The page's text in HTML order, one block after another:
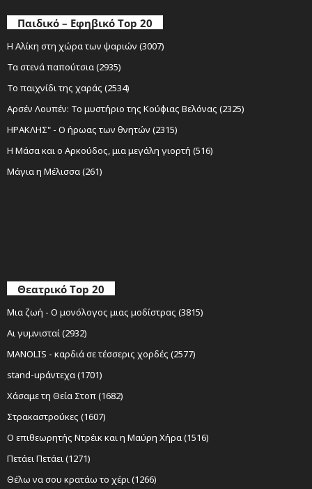
Παιδικό – Εφηβικό Top 20
Η Αλίκη στη χώρα των ψαριών (3007)
Τα στενά παπούτσια (2935)
Το παιχνίδι της χαράς (2534)
Αρσέν Λουπέν: Το μυστήριο της Κούφιας Βελόνας (2325)
ΗΡΑΚΛΗΣ" - Ο ήρωας των θνητών (2315)
Η Μάσα και ο Αρκούδος, μια μεγάλη γιορτή (516)
Μάγια η Μέλισσα (261)
Θεατρικό Top 20
Μια ζωή - Ο μονόλογος μιας μοδίστρας (3815)
Αι γυμνισταί (2932)
MANOLIS - καρδιά σε τέσσερις χορδές (2577)
stand-upάντεχα (1701)
Χάσαμε τη Θεία Στοπ (1682)
Στρακαστρούκες (1607)
Ο επιθεωρητής Ντρέικ και η Μαύρη Χήρα (1516)
Πετάει Πετάει (1271)
Θέλω να σου κρατάω το χέρι (1266)